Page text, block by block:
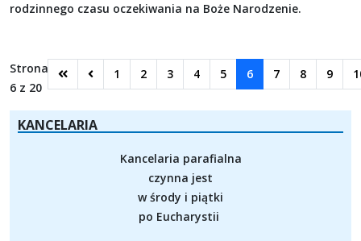
rodzinnego czasu oczekiwania na Boże Narodzenie.
Strona
6 z 20
1 2 3 4 5 6 7 8 9
KANCELARIA
Kancelaria parafialna
czynna jest
w środy i piątki
po Eucharystii